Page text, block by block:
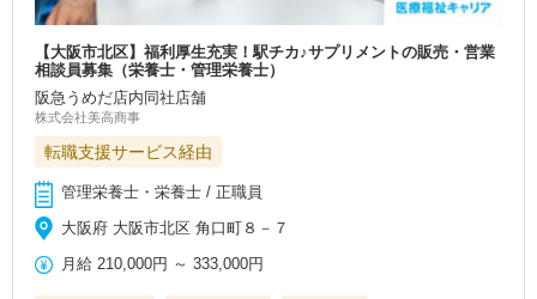
【大阪市北区】福利厚生充実！駅チカ♪サプリメントの販売・営業
相談員募集（栄養士・管理栄養士）
阪急うめだ店内同社店舗
株式会社美高商事
転職支援サービス経由
管理栄養士・栄養士 / 正職員
大阪府 大阪市北区 角口町８－７
月給 210,000円 ～333,000円